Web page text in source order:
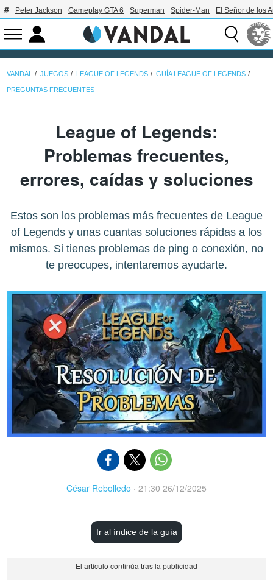
Peter Jackson Gameplay GTA 6 Superman Spider-Man El Señor de los
VANDAL JUEGOS LEAGUE OF LEGENDS GUÍA LEAGUE OF LEGENDS
PREGUNTAS FRECUENTES
League of Legends:
Problemas frecuentes,
errores, caídas y soluciones
Estos son los problemas más frecuentes de League
of Legends y unas cuantas soluciones rápidas a los
mismos. Si tienes problemas de ping o conexión, no
te preocupes, intentaremos ayudarte.
César Rebolledo · 21:30 26/12/2025
Ir al índice de la guía